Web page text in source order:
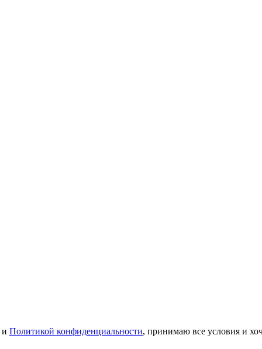
и Политикой конфиденциальности, принимаю все условия и